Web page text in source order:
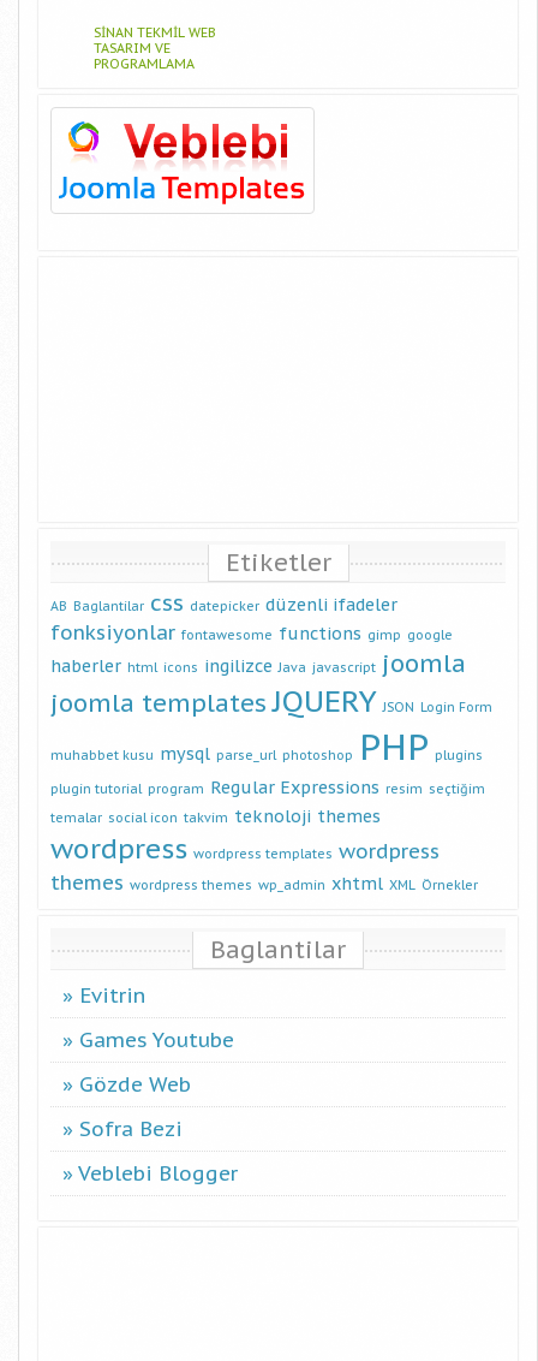
SINAN TEKMIL WEB
TASARIM VE
PROGRAMLAMA
Etiketler
AB Baglantilar css datepicker düzenli ifadeler
fonksiyonlar fontawesome functions gimp google
haberler html icons ingilizce Java javascript joomla
joomla templates JQUERY JSON Login Form
muhabbet kusu mysql parse_url photoshop PHP plugins
plugin tutorial program Regular Expressions resim seçtiğim
temalar social icon takvim teknoloji themes
wordpress wordpress templates wordpress
themes wordpress themes wp_admin xhtml XML Örnekler
Baglantilar
Evitrin
Games Youtube
Gözde Web
Sofra Bezi
Veblebi Blogger